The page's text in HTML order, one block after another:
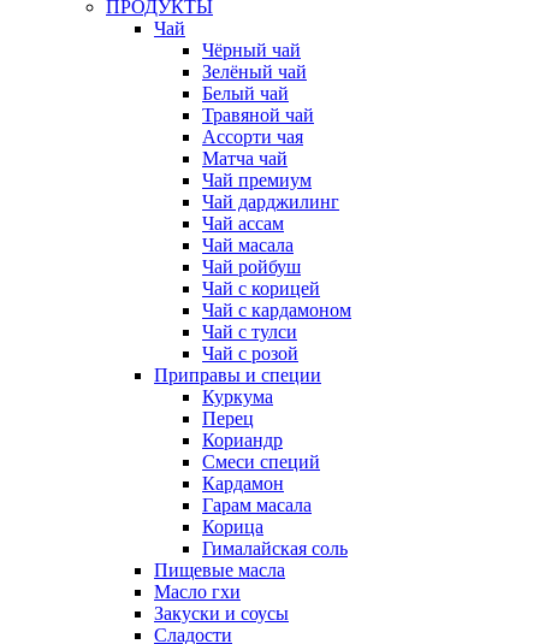
ПРОДУКТЫ
Чай
Чёрный чай
Зелёный чай
Белый чай
Травяной чай
Ассорти чая
Матча чай
Чай премиум
Чай дарджилинг
Чай ассам
Чай масала
Чай ройбуш
Чай с корицей
Чай с кардамоном
Чай с тулси
Чай с розой
Приправы и специи
Куркума
Перец
Кориандр
Смеси специй
Кардамон
Гарам масала
Корица
Гималайская соль
Пищевые масла
Масло гхи
Закуски и соусы
Сладости